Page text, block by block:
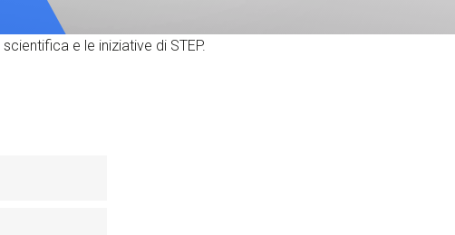
Servizi e accessibilità
Contatti
e le iniziative di STEP.